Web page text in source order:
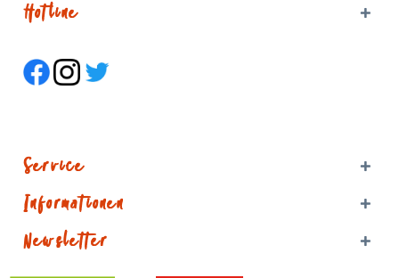
Hotline
Service
Informationen
Newsletter